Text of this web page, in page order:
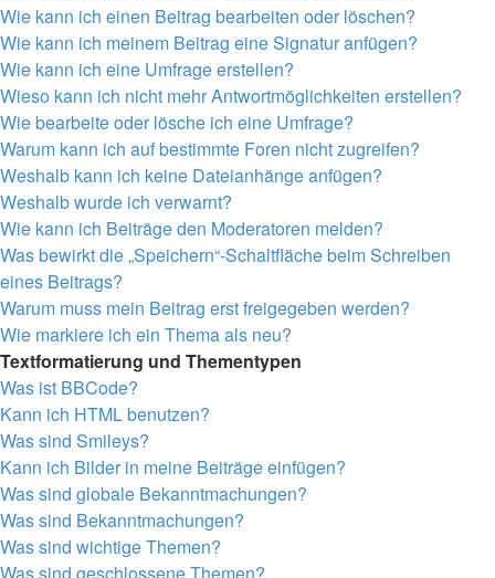
Wie kann ich einen Beitrag bearbeiten oder löschen?
Wie kann ich meinem Beitrag eine Signatur anfügen?
Wie kann ich eine Umfrage erstellen?
Wieso kann ich nicht mehr Antwortmöglichkeiten erstellen?
Wie bearbeite oder lösche ich eine Umfrage?
Warum kann ich auf bestimmte Foren nicht zugreifen?
Weshalb kann ich keine Dateianhänge anfügen?
Weshalb wurde ich verwarnt?
Wie kann ich Beiträge den Moderatoren melden?
Was bewirkt die „Speichern“-Schaltfläche beim Schreiben
eines Beitrags?
Warum muss mein Beitrag erst freigegeben werden?
Wie markiere ich ein Thema als neu?
Textformatierung und Thementypen
Was ist BBCode?
Kann ich HTML benutzen?
Was sind Smileys?
Kann ich Bilder in meine Beiträge einfügen?
Was sind globale Bekanntmachungen?
Was sind Bekanntmachungen?
Was sind wichtige Themen?